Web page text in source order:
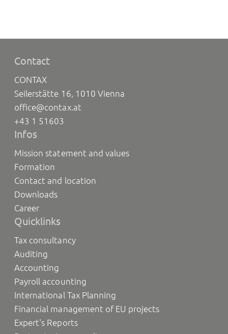
Contact
CONTAX
Seilerstätte 16, 1010 Vienna
office@contax.at
+43 1 51603
Infos
Mission statement and values
Formation
Contact and location
Downloads
Career
Quicklinks
Tax consultancy
Auditing
Accounting
Payroll accounting
International Tax Planning
Financial management of EU projects
Expert's Reports